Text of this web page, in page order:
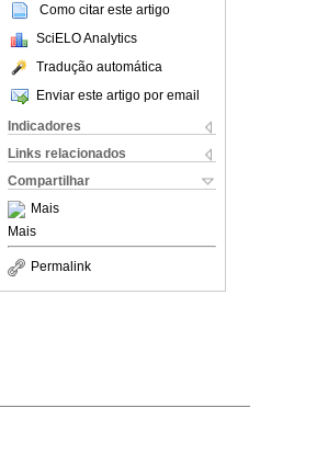
Como citar este artigo
SciELO Analytics
Tradução automática
Enviar este artigo por email
Indicadores
Links relacionados
Compartilhar
Mais
Mais
Permalink